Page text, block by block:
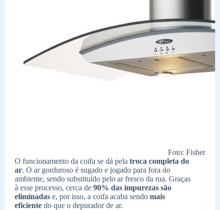
Foto: Fisher
O funcionamento da coifa se dá pela troca completa do
ar. O ar gorduroso é sugado e jogado para fora do
ambiente, sendo substituído pelo ar fresco da rua. Graças
à esse processo, cerca de 90% das impurezas são
eliminadas e, por isso, a coifa acaba sendo mais
eficiente do que o depurador de ar.